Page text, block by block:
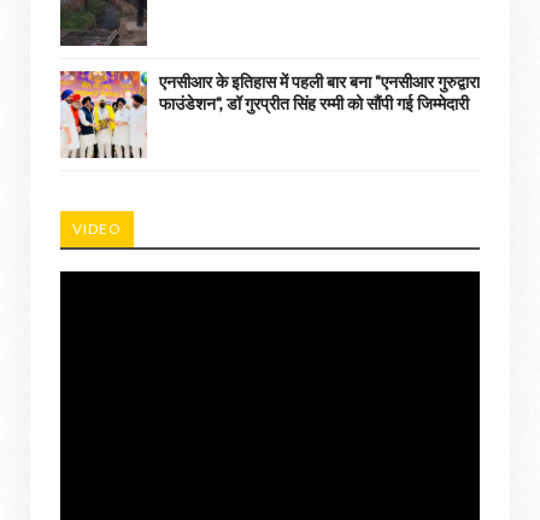
एनसीआर के इतिहास में पहली बार बना "एनसीआर गुरुद्वारा
फाउंडेशन", डॉ गुरप्रीत सिंह रम्मी को सौंपी गई जिम्मेदारी
VIDEO